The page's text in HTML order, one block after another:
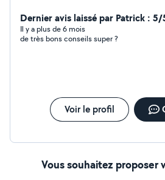
Dernier avis laissé par Patrick : 5/
Il y a plus de 6 mois
de très bons conseils super ?
Voir le profil
Vous souhaitez proposer